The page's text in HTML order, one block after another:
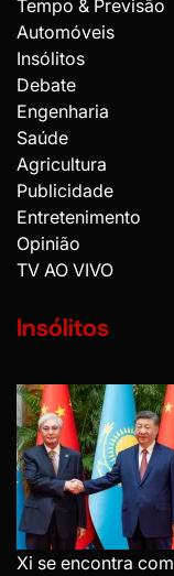
Tempo & Previsão
Automóveis
Insólitos
Debate
Engenharia
Saúde
Agricultura
Publicidade
Entretenimento
Opinião
TV AO VIVO
Insólitos
Xi se encontra